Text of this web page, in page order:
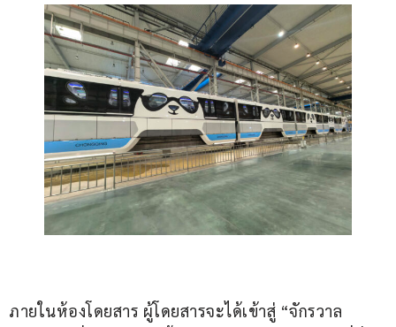
ภายในห้องโดยสาร ผู้โดยสารจะได้เข้าสู่ “จักรวาล